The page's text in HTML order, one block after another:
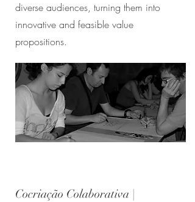
diverse audiences, turning them into
innovative and feasible value
propositions.
Cocriação Colaborativa |